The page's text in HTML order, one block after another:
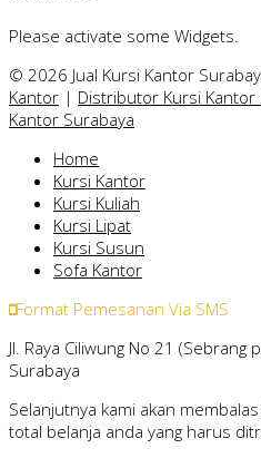
Please activate some Widgets.
© 2026 Jual Kursi Kantor
Kantor | Distributor Kursi Kantor
Kantor Surabaya
Home
Kursi Kantor
Kursi Kuliah
Kursi Lipat
Kursi Susun
Sofa Kantor
Format Pemesanan Via SMS
Jl. Raya Ciliwung No 21 (Sebrang
Surabaya
Selanjutnya kami akan
total belanja anda yang harus